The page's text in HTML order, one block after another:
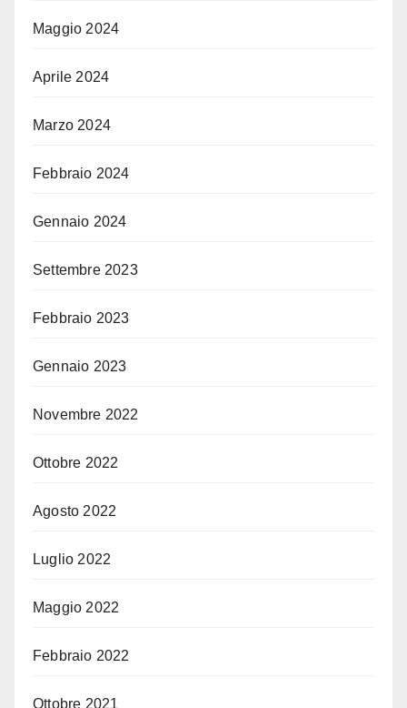
Maggio 2024
Aprile 2024
Marzo 2024
Febbraio 2024
Gennaio 2024
Settembre 2023
Febbraio 2023
Gennaio 2023
Novembre 2022
Ottobre 2022
Agosto 2022
Luglio 2022
Maggio 2022
Febbraio 2022
Ottobre 2021